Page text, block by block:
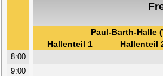
Paul-Barth-Halle
Hallenteil 1
Hallenteil
8:00
9:00